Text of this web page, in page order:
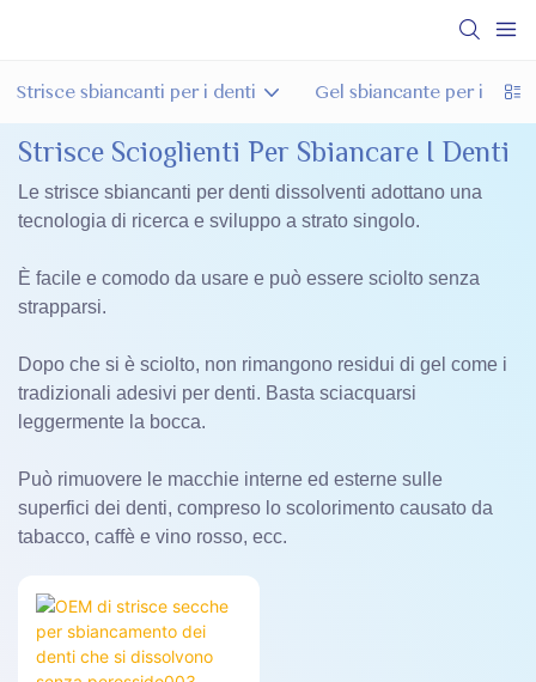
Strisce sbiancanti per i denti Gel sbiancante per i denti
Strisce Scioglienti Per Sbiancare I Denti
Le strisce sbiancanti per denti dissolventi adottano una
tecnologia di ricerca e sviluppo a strato singolo.
È facile e comodo da usare e può essere sciolto senza
strapparsi.
Dopo che si è sciolto, non rimangono residui di gel come i
tradizionali adesivi per denti. Basta sciacquarsi
leggermente la bocca.
Può rimuovere le macchie interne ed esterne sulle
superfici dei denti, compreso lo scolorimento causato da
tabacco, caffè e vino rosso, ecc.